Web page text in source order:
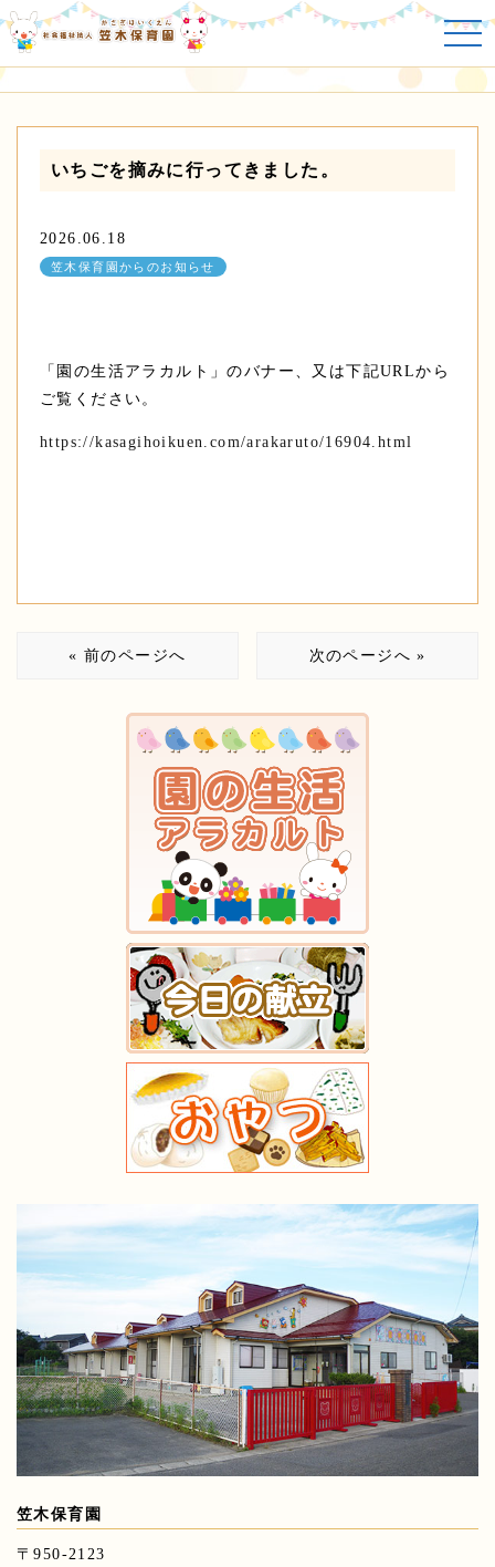
笠木保育園からのお知らせ
いちごを摘みに行ってきました。
2026.06.18
笠木保育園からのお知らせ
「園の生活アラカルト」のバナー、又は下記URLから
ご覧ください。
https://kasagihoikuen.com/arakaruto/16904.html
« 前のページへ 次のページへ »
笠木保育園
〒950-2123